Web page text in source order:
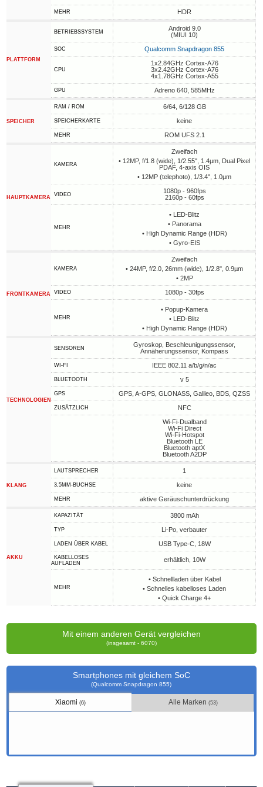
MEHR HDR
PLATTFORM
BETRIEBSSYSTEM
Android 9.0
(MIUI 10)
SOC Qualcomm Snapdragon 855
CPU
1x2.84GHz Cortex-A76
3x2.42GHz Cortex-A76
4x1.78GHz Cortex-A55
GPU Adreno 640, 585MHz
SPEICHER
RAM / ROM 6/64, 6/128 GB
SPEICHERKARTE keine
MEHR ROM UFS 2.1
HAUPTKAMERA
KAMERA
Zweifach
• 12MP, f/1.8 (wide), 1/2.55", 1.4µm, Dual Pixel
PDAF, 4-axis OIS
• 12MP (telephoto), 1/3.4", 1.0µm
VIDEO
1080p - 960fps
2160p - 60fps
MEHR
• LED-Blitz
• Panorama
• High Dynamic Range (HDR)
• Gyro-EIS
FRONTKAMERA
KAMERA
Zweifach
• 24MP, f/2.0, 26mm (wide), 1/2.8", 0.9µm
• 2MP
VIDEO 1080p - 30fps
MEHR
• Popup-Kamera
• LED-Blitz
• High Dynamic Range (HDR)
TECHNOLOGIEN
SENSOREN
Gyroskop, Beschleunigungssensor,
Annäherungssensor, Kompass
WI-FI IEEE 802.11 a/b/g/n/ac
BLUETOOTH v 5
GPS GPS, A-GPS, GLONASS, Galileo, BDS, QZSS
ZUSÄTZLICH
NFC
Wi-Fi-Dualband
Wi-Fi Direct
Wi-Fi-Hotspot
Bluetooth LE
Bluetooth aptX
Bluetooth A2DP
KLANG
LAUTSPRECHER 1
3,5MM-BUCHSE keine
MEHR aktive Geräuschunterdrückung
AKKU
KAPAZITÄT 3800 mAh
TYP Li-Po, verbauter
LADEN ÜBER KABEL USB Type-C, 18W
KABELLOSES
AUFLADEN
erhältlich, 10W
MEHR
• Schnellladen über Kabel
• Schnelles kabelloses Laden
• Quick Charge 4+
Mit einem anderen Gerät vergleichen
(insgesamt - 6070)
Smartphones mit gleichem SoC
(Qualcomm Snapdragon 855)
Xiaomi(6) Alle Marken (53)